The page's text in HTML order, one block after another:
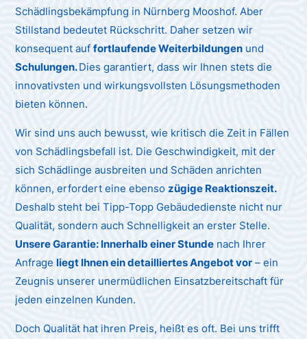
Schädlingsbekämpfung in Nürnberg Mooshof. Aber
Stillstand bedeutet Rückschritt. Daher setzen wir
konsequent auffortlaufende Weiterbildungen und
Schulungen.Dies garantiert, dass wir Ihnen stets die
innovativsten und wirkungsvollsten Lösungsmethoden
bieten können.
Wir sind uns auch bewusst, wie kritisch die Zeit in Fällen
von Schädlingsbefall ist. Die Geschwindigkeit, mit der
sich Schädlinge ausbreiten und Schäden anrichten
können, erfordert eine ebensozügige Reaktionszeit.
Deshalb steht bei Tipp-Topp Gebäudedienste nicht nur
Qualität, sondern auch Schnelligkeit an erster Stelle.
Unsere Garantie: Innerhalb einer Stunde nach Ihrer
Anfrage liegt Ihnen ein detailliertes Angebot vor – ein
Zeugnis unserer unermüdlichen Einsatzbereitschaft für
jeden einzelnen Kunden.
Doch Qualität hat ihren Preis, heißt es oft. Bei uns trifft